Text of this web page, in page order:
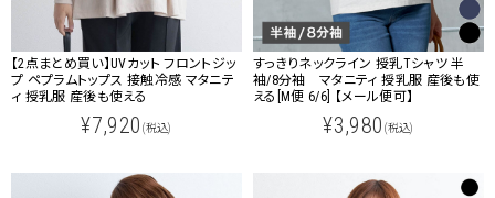
【2点まとめ買い】UVカット フロントジッ
プ ペプラムトップス 接触冷感 マタニテ
ィ 授乳服 産後も使える
¥7,920 (税込)
すっきりネックライン 授乳Tシャツ 半
袖/8分袖 マタニティ 授乳服 産後も使
える[M便 6/6] 【メール便可】
¥3,980 (税込)